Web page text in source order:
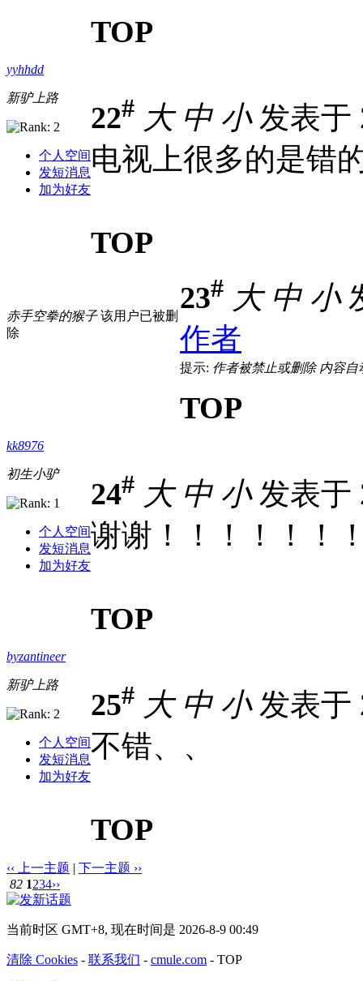
TOP
yyhhdd
新驴上路
个人空间
发短消息
加为好友
22# 大 中 小发表于
电视上很多的是错
TOP
赤手空拳的猴子该用户已被删
除
23# 大 中 小
作者
提示: 作者被禁止或删除 内容自
TOP
kk8976
初生小驴
个人空间
发短消息
加为好友
24# 大 中 小发表于
谢谢！！！！！！
TOP
byzantineer
新驴上路
个人空间
发短消息
加为好友
25# 大 中 小发表于
不错、、
TOP
‹‹ 上一主题 | 下一主题 ››
82 1234››
当前时区 GMT+8, 现在时间是 2026-8-9 00:49
清除 Cookies - 联系我们 - cmule.com - TOP